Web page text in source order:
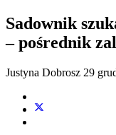
Sadownik
– pośrednik
Justyna Dobrosz 29